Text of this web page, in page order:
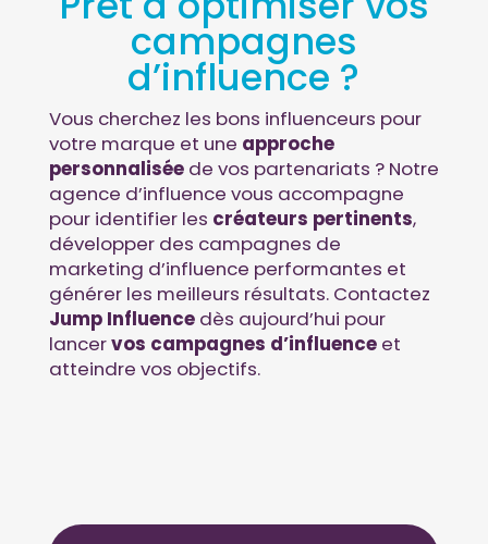
campagnes
d’influence ?
Vous cherchez les bons influenceurs pour
votre marque et une approche
personnaliséede vos partenariats ? Notre
agence d’influence vous accompagne
pour identifier les créateurs pertinents,
développer des campagnes de
marketing d’influence performantes et
générer les meilleurs résultats. Contactez
Jump Influencedès aujourd’hui pour
lancervos campagnes d’influenceet
atteindre vos objectifs.